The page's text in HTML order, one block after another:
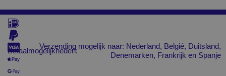
Betaalmogelijkheden:
Verzending mogelijk naar: Nederland, Belgié, Duitsland,
Denemarken, Frankrijk en Spanje